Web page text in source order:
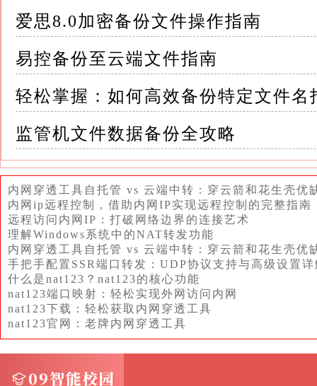
你可以通过资源管理器导航到该路径，并删除
注意，在删除该文件之前，请确保已关闭所有
2.重启计算机：删除图标缓存文件后，重启计
三、针对CAXA备份文件的特定恢复方法 除
对CAXA备份文件的特定恢复方法： 方法一：
文件资源管理器中找到显示异常的CAXA备份文
2.更改文件类型：如果备份文件的扩展名被更
（如“.bak”或“.sv$”）
然后，右键点击该文件，选择“属性”，在“常
3.关联正确程序：在文件属性窗口中，点击“
默认程序
爱思8.0加密备份文件操作指南
易控备份至云端文件指南
轻松掌握：如何高效备份特定文件名
监管机文件数据备份全攻略
内网穿透工具自托管 vs 云端中转：穿云箭和花生壳优
内网ip远程控制，借助内网IP实现远程控制的完整指南
远程访问内网IP：打破网络边界的连接艺术
理解Windows系统中的NAT转发功能
内网穿透工具自托管 vs 云端中转：穿云箭和花生壳优
手把手配置SSR端口转发：UDP协议支持与高级设置详
什么是nat123？nat123的核心功能
nat123端口映射：轻松实现外网访问内网
nat123下载：轻松获取内网穿透工具
nat123官网：老牌内网穿透工具